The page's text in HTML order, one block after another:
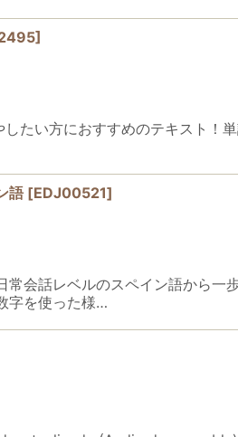
]
たい方におすすめのテキスト！
語 [EDJ00521]
会話レベルのスペイン語から一
字を使った様…